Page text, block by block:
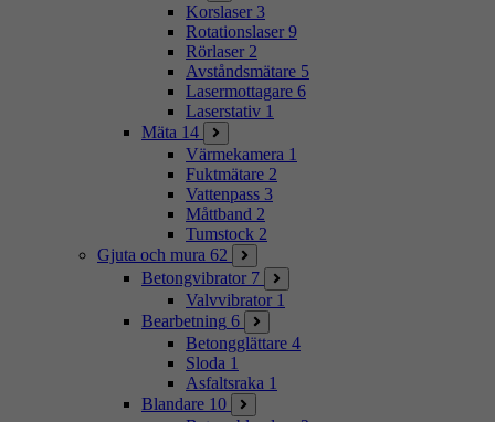
Korslaser 3
Rotationslaser 9
Rörlaser 2
Avståndsmätare 5
Lasermottagare 6
Laserstativ 1
Mäta 14
Värmekamera 1
Fuktmätare 2
Vattenpass 3
Måttband 2
Tumstock 2
Gjuta och mura 62
Betongvibrator 7
Valvvibrator 1
Bearbetning 6
Betongglättare 4
Sloda 1
Asfaltsraka 1
Blandare 10